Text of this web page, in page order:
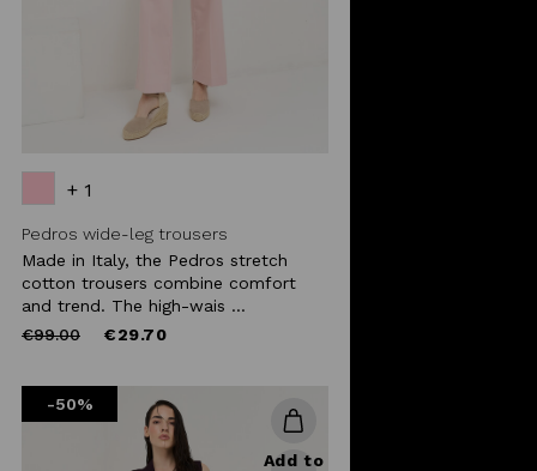
+ 1
Pedros wide-leg trousers
Made in Italy, the Pedros stretch
cotton trousers combine comfort
and trend. The high-wais ...
Price
€99.00to €29.70
-50%
Add to